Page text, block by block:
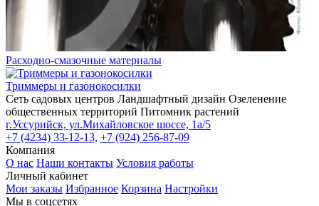
Расходно-смазочные материалы
Триммеры и газонокосилки
Сеть садовых центров Ландшафтный дизайн Озеленение
общественных территорий Питомник растений
г.Уссурийск, ул.Михайловское шоссе, 1а/5
+7 (4234) 33-12-13, +7 (924) 256-87-09
Компания
О нас Наши контакты Условия работы
Личный кабинет
Мои заказы Избранное Корзина Настройки
Мы в соцсетях